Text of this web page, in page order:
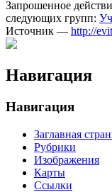
Запрошенное
следующих групп:
Источник — http://
Навигация
Навигация
Заглавная
Рубрики
Изображения
Карты
Ссылки